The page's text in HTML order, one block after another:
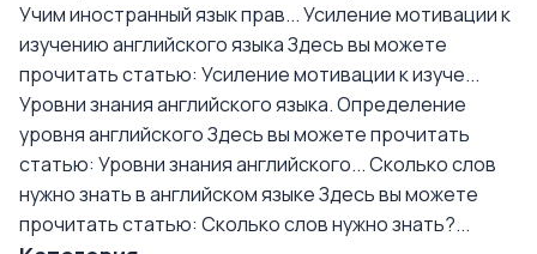
Учим иностранный язык прав...Усиление мотивации к
изучению английского языкаЗдесь вы можете
прочитать статью: Усиление мотивации к изуче...
Уровни знания английского языка. Определение
уровня английскогоЗдесь вы можете прочитать
статью: Уровни знания английского...Сколько слов
нужно знать в английском языкеЗдесь вы можете
прочитать статью: Сколько слов нужно знать?...